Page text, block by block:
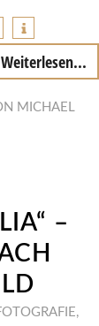
Weiterlesen...
MICHAEL
–
,